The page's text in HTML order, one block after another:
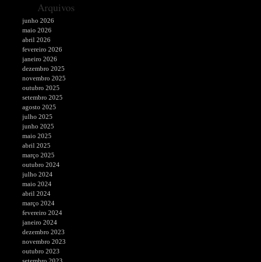
Arquivos
junho 2026
maio 2026
abril 2026
fevereiro 2026
janeiro 2026
dezembro 2025
novembro 2025
outubro 2025
setembro 2025
agosto 2025
julho 2025
junho 2025
maio 2025
abril 2025
março 2025
outubro 2024
julho 2024
maio 2024
abril 2024
março 2024
fevereiro 2024
janeiro 2024
dezembro 2023
novembro 2023
outubro 2023